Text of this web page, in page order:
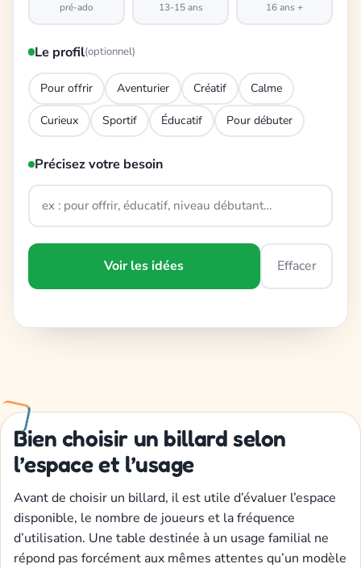
pré-ado 13-15 ans 16 ans +
Le profil(optionnel)
Pour offrir Aventurier Créatif Calme
Curieux Sportif Éducatif Pour débuter
Précisez votre besoin
Voir les idées Effacer
Bien choisir un billard selon
l’espace et l’usage
Avant de choisir un billard, il est utile d’évaluer l’espace
disponible, le nombre de joueurs et la fréquence
d’utilisation. Une table destinée à un usage familial ne
répond pas forcément aux mêmes attentes qu’un modèle